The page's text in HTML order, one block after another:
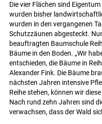
Die vier Flächen sind
wurden bisher
wurden in den vergangenen
Schutzzäunen abgesteckt.
beauftragten Baumschule
Bäume in den Boden. „Wir
entschieden, die Bäume in
Alexander Fink. Die Bäume
nächsten Jahren intensive
Reihe stehen, können wir
Nach rund zehn Jahren sind
verwachsen, dass der Wald